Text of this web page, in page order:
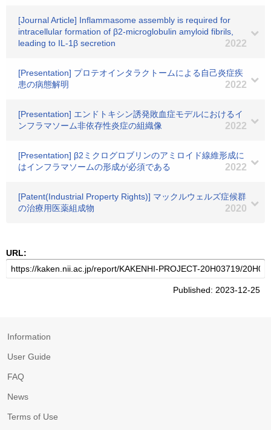
[Journal Article] Inflammasome assembly is required for
intracellular formation of β2-microglobulin amyloid fibrils,
leading to IL-1β secretion
2022
[Presentation] プロテオインタラクトームによる自己炎症疾
患の病態解明
2022
[Presentation] エンドトキシン誘発敗血症モデルにおけるイ
ンフラマソーム非依存性炎症の組織像
2022
[Presentation] β2ミクログロブリンのアミロイド線維形成に
はインフラマソームの形成が必須である
2022
[Patent(Industrial Property Rights)] マックルウェルズ症候群
の治療用医薬組成物
2020
URL:
Published: 2023-12-25
Information
User Guide
FAQ
News
Terms of Use